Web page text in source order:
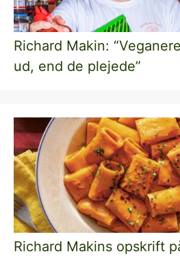
Richard Makin:
ud, end de plejede”
Richard Makins opskrift